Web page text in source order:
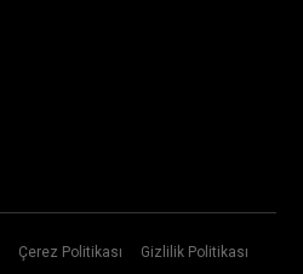
Çerez Politikası Gizlilik Politikası